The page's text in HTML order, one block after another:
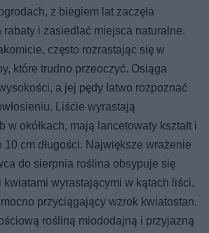
z biegiem lat zaczęła
rabaty i zasiedlać miejsca naturalne.
często rozrastając się w
które trudno przeoczyć. Osiąga
a jej pędy łatwo rozpoznać
Liście wyrastają
w okółkach, mają lancetowaty kształt i
10 cm długości. Największe wrażenie
do sierpnia roślina obsypuje się
kwiatami wyrastającymi w kątach liści,
przyciągający wzrok kwiatostan.
rośliną miododajną i przyjazną